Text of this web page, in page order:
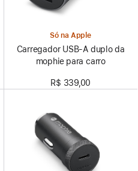
Só na Apple
Carregador USB-A duplo da
mophie para carro
R$ 339,00